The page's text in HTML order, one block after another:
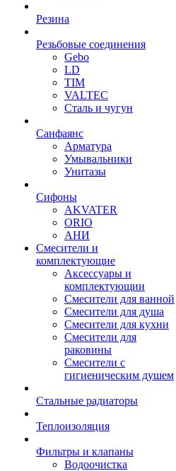
Резина
Резьбовые соединения
Gebo
LD
TIM
VALTEC
Сталь и чугун
Санфаянс
Арматура
Умывальники
Унитазы
Сифоны
AKVATER
ORIO
АНИ
Смесители и
комплектующие
Аксессуары и
комплектующии
Смесители для ванной
Смесители для душа
Смесители для кухни
Смесители для
раковины
Смесители с
гигиеническим душем
Стальные радиаторы
Теплоизоляция
Фильтры и клапаны
Водоочистка